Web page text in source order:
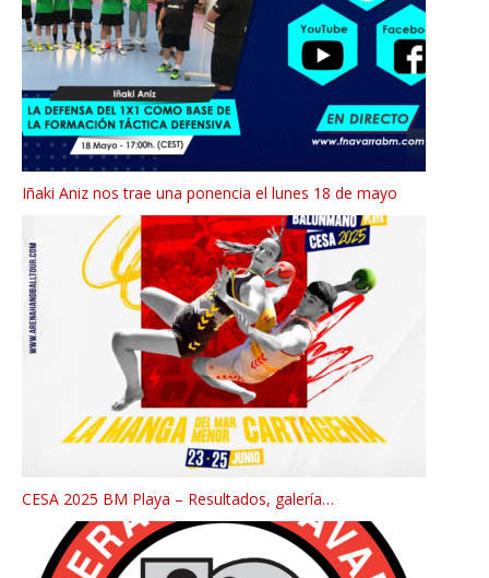
Iñaki Aniz nos trae una ponencia el lunes 18 de mayo
CESA 2025 BM Playa – Resultados, galería…